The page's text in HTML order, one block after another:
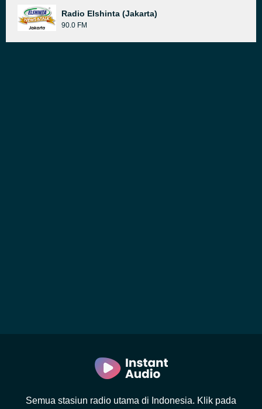
Radio Elshinta (Jakarta)
90.0 FM
Semua stasiun radio utama di Indonesia. Klik pada